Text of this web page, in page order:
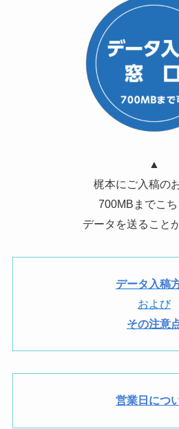
▲
梶本にご入稿の
700MBまでこ
データを送ること
データ入稿
および
その注意
営業日につ